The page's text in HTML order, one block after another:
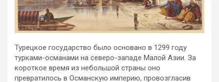
Турецкое государство было основано в 1299 году
турками-османами на северо-западе Малой Азии. За
короткое время из небольшой страны оно
превратилось в Османскую империю, провозгласив